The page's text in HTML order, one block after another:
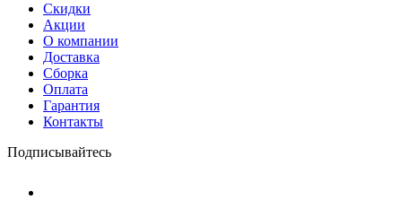
Скидки
Акции
О компании
Доставка
Сборка
Оплата
Гарантия
Контакты
Подписывайтесь